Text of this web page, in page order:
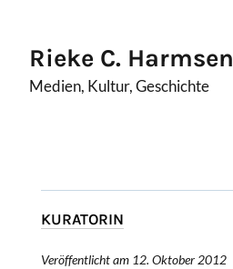
Rieke C. Harmsen
Medien, Kultur, Geschichte
KURATORIN
Veröffentlicht am 12. Oktober 2012